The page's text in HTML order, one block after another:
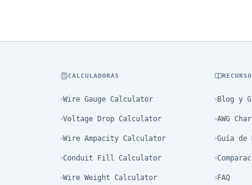
CALCULADORAS
Wire Gauge Calculator
Voltage Drop Calculator
Wire Ampacity Calculator
Conduit Fill Calculator
Wire Weight Calculator
Blog y
AWG
Guía de
FAQ